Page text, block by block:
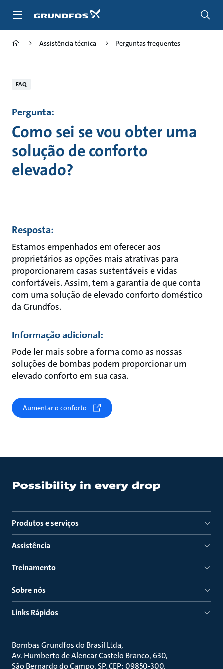
para
Assistência técnica Perguntas frequentes
FAQ
Pergunta:
Como sei se vou obter uma
solução de conforto
elevado?
Resposta:
Estamos empenhados em oferecer aos
proprietários as opções mais atrativas para
proporcionarem casas sustentáveis e vidas
confortáveis. Assim, tem a garantia de que conta
com uma solução de elevado conforto doméstico
da Grundfos.
Informação adicional:
Pode ler mais sobre a forma como as nossas
soluções de bombas podem proporcionar um
elevado conforto em sua casa.
Aumentar o conforto
Produtos e serviços
Assistência
Treinamento
Sobre nós
Links Rápidos
Bombas Grundfos do Brasil Ltda
Av. Humberto de Alencar Castelo Branco, 630
São Bernardo do Campo, SP, CEP: 09850-300